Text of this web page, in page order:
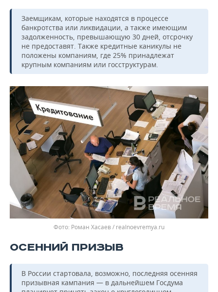
Заемщикам, которые находятся в процессе
банкротства или ликвидации, а также имеющим
задолженность, превышающую 30 дней, отсрочку
не предоставят. Также кредитные каникулы не
положены компаниям, где 25% принадлежат
крупным компаниям или госструктурам.
Роман Хасаев / realnoevremya.ru
ОСЕННИЙ ПРИЗЫВ
В России стартовала, возможно, последняя осенняя
призывная кампания — в дальнейшем Госдума